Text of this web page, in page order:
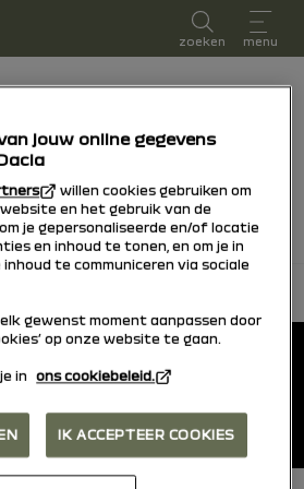
zoeken menu
jouw online gegevens
willen cookies gebruiken om
en het gebruik van de
je gepersonaliseerde en/of locatie
en inhoud te tonen, en om je in
te communiceren via sociale
gewenst moment aanpassen door
op onze website te gaan.
in ons cookiebeleid.
IK ACCEPTEER COOKIES